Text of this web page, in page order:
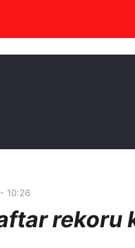
10:26
rekoru